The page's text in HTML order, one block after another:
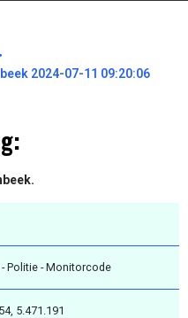
2024-07-11 09:20:06
- Politie - Monitorcode
5.471.191